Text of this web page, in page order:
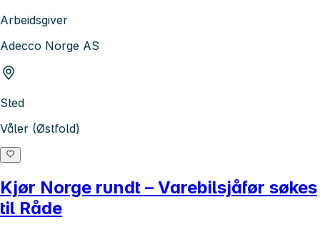
Arbeidsgiver
Adecco Norge AS
Sted
Våler (Østfold)
Kjør Norge rundt – Varebilsjåfør søkes
til Råde